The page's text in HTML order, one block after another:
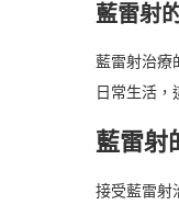
藍雷射
藍雷射治療
日常生活，
藍雷射
接受藍雷射